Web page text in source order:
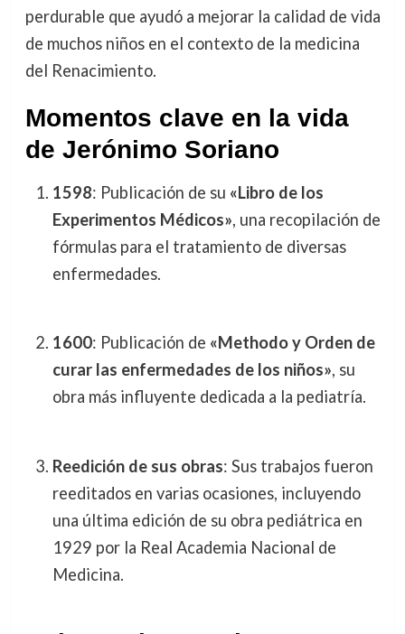
perdurable que ayudó a mejorar la calidad de vida
de muchos niños en el contexto de la medicina
del Renacimiento.
Momentos clave en la vida
de Jerónimo Soriano
1598: Publicación de su «Libro de los
Experimentos Médicos», una recopilación de
fórmulas para el tratamiento de diversas
enfermedades.
1600: Publicación de «Methodo y Orden de
curar las enfermedades de los niños», su
obra más influyente dedicada a la pediatría.
Reedición de sus obras: Sus trabajos fueron
reeditados en varias ocasiones, incluyendo
una última edición de su obra pediátrica en
1929 por la Real Academia Nacional de
Medicina.